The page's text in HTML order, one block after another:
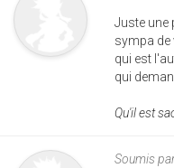
Juste une
sympa de
qui est
qui
Qu'il est
Soumis